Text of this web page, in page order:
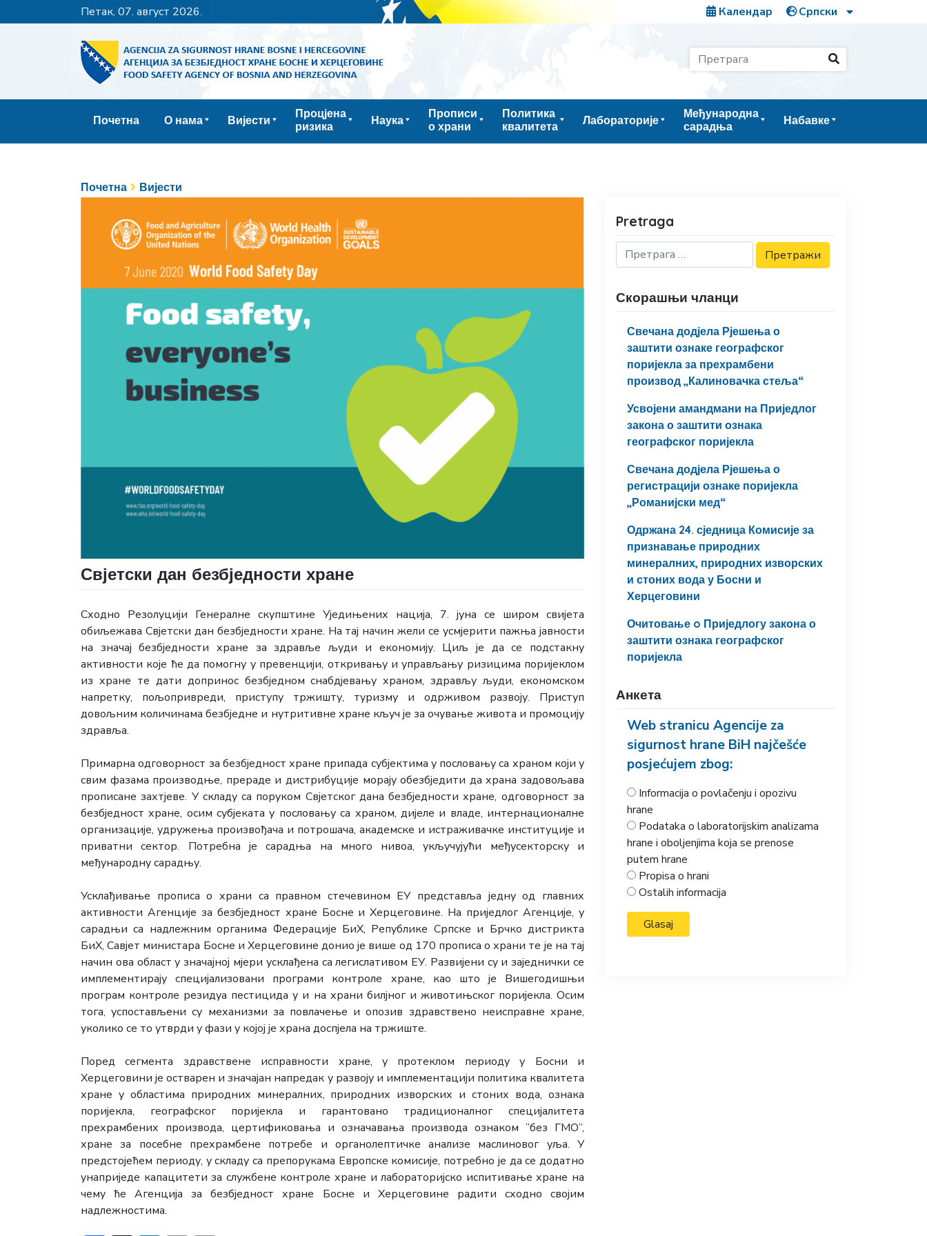
петак, 07. август 2026. Календар
Почетна О нама Вијести
Процјена
ризика
Наука
Прописи
о храни
Политика
квалитета
Лабораторије
Међународна
сарадња
Набавке
Почетна Вијести
Свјетски дан безбједности хране
Сходно Резолуцији Генералне скупштине Уједињених нација, 7. јуна се широм свијета
обиљежава Свјетски дан безбједности хране. На тај начин жели се усмјерити пажња јавности
на значај безбједности хране за здравље људи и економију. Циљ је да се подстакну
активности које ће да помогну у превенцији, откривању и управљању ризицима поријеклом
из хране те дати допринос безбједном снабдјевању храном, здрављу људи, економском
напретку, пољопривреди, приступу тржишту, туризму и одрживом развоју. Приступ
довољним количинама безбједне и нутритивне хране кључ је за очување живота и промоцију
здравља.
Примарна одговорност за безбједност хране припада субјектима у пословању са храном који у
свим фазама производње, прераде и дистрибуције морају обезбједити да храна задовољава
прописане захтјеве. У складу са поруком Свјетског дана безбједности хране, одговорност за
безбједност хране, осим субјеката у пословању са храном, дијеле и владе, интернационалне
организације, удружења произвођача и потрошача, академске и истраживачке институције и
приватни сектор. Потребна је сарадња на много нивоа, укључујући међусекторску и
међународну сарадњу.
Усклађивање прописа о храни са правном стечевином ЕУ представља једну од главних
активности Агенције за безбједност хране Босне и Херцеговине. На приједлог Агенције, у
сарадњи са надлежним органима Федерације БиХ, Републике Српске и Брчко дистрикта
БиХ, Савјет министара Босне и Херцеговине донио је више од 170 прописа о храни те је на тај
начин ова област у значајној мјери усклађена са легислативом ЕУ. Развијени су и заједнички се
имплементирају специјализовани програми контроле хране, као што је Вишегодишњи
програм контроле резидуа пестицида у и на храни билјног и животињског поријекла. Осим
тога, успостављени су механизми за повлачење и опозив здравствено неисправне хране,
уколико се то утврди у фази у којој је храна доспјела на тржиште.
Поред сегмента здравствене исправности хране, у протеклом периоду у Босни и
Херцеговини је остварен и значајан напредак у развоју и имплементацији политика квалитета
хране у областима природних минералних, природних изворских и стоних вода, ознака
поријекла, географског поријекла и гарантовано традиционалног специјалитета
прехрамбених производа, цертификовања и означавања производа ознаком ”без ГМО”,
хране за посебне прехрамбене потребе и органолептичке анализе маслиновог уља. У
предстојећем периоду, у складу са препорукама Европске комисије, потребно је да се додатно
унаприједе капацитети за службене контроле хране и лабораторијско испитивање хране на
чему ће Агенција за безбједност хране Босне и Херцеговине радити сходно својим
надлежностима.
Pretraga
Скорашњи чланци
Свечана додјела Рјешења о
заштити ознаке географског
поријекла за прехрамбени
производ „Калиновачка стеља“
Усвојени амандмани на Приједлог
закона о заштити ознака
географског поријекла
Свечана додјела Рјешења о
регистрацији ознаке поријекла
„Романијски мед“
Одржана 24. сједница Комисије за
признавање природних
минералних, природних изворских
и стоних вода у Босни и
Херцеговини
Очитовање o Приједлогу закона о
заштити ознака географског
поријекла
Анкета
Web stranicu Agencije za
sigurnost hrane BiH najčešće
posjećujem zbog:
Informacija o povlačenju i opozivu
hrane
Podataka o laboratorijskim analizama
hrane i oboljenjima koja se prenose
putem hrane
Propisa o hrani
Ostalih informacija